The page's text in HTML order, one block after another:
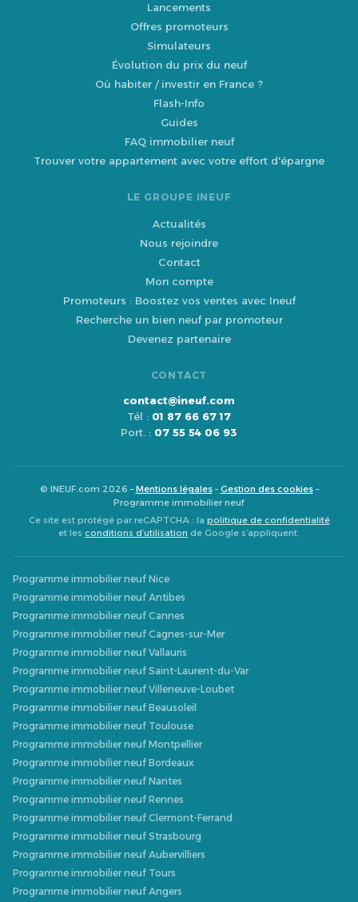
Lancements
Offres promoteurs
Simulateurs
Évolution du prix du neuf
Où habiter / investir en France ?
Flash-Info
Guides
FAQ immobilier neuf
Trouver votre appartement avec votre effort d'épargne
LE GROUPE INEUF
Actualités
Nous rejoindre
Contact
Mon compte
Promoteurs : Boostez vos ventes avec Ineuf
Recherche un bien neuf par promoteur
Devenez partenaire
CONTACT
contact@ineuf.com
Tél : 01 87 66 67 17
Port. : 07 55 54 06 93
© INEUF.com 2026 –Mentions légales–Gestion des cookies–
Programme immobilier neuf
Ce site est protégé par reCAPTCHA : la politique de confidentialité
et les conditions d’utilisation de Google s’appliquent.
Programme immobilier neuf Nice
Programme immobilier neuf Antibes
Programme immobilier neuf Cannes
Programme immobilier neuf Cagnes-sur-Mer
Programme immobilier neuf Vallauris
Programme immobilier neuf Saint-Laurent-du-Var
Programme immobilier neuf Villeneuve-Loubet
Programme immobilier neuf Beausoleil
Programme immobilier neuf Toulouse
Programme immobilier neuf Montpellier
Programme immobilier neuf Bordeaux
Programme immobilier neuf Nantes
Programme immobilier neuf Rennes
Programme immobilier neuf Clermont-Ferrand
Programme immobilier neuf Strasbourg
Programme immobilier neuf Aubervilliers
Programme immobilier neuf Tours
Programme immobilier neuf Angers